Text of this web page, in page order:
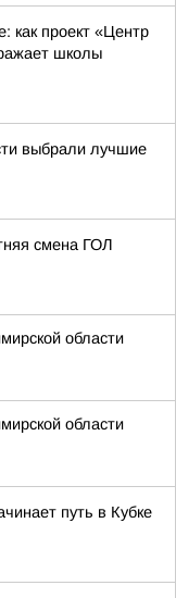
как проект «Центр
школы
выбрали лучшие
смена ГОЛ
области
области
путь в Кубке